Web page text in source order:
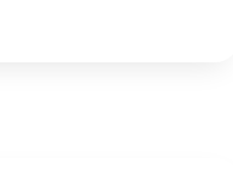
potřebujete si